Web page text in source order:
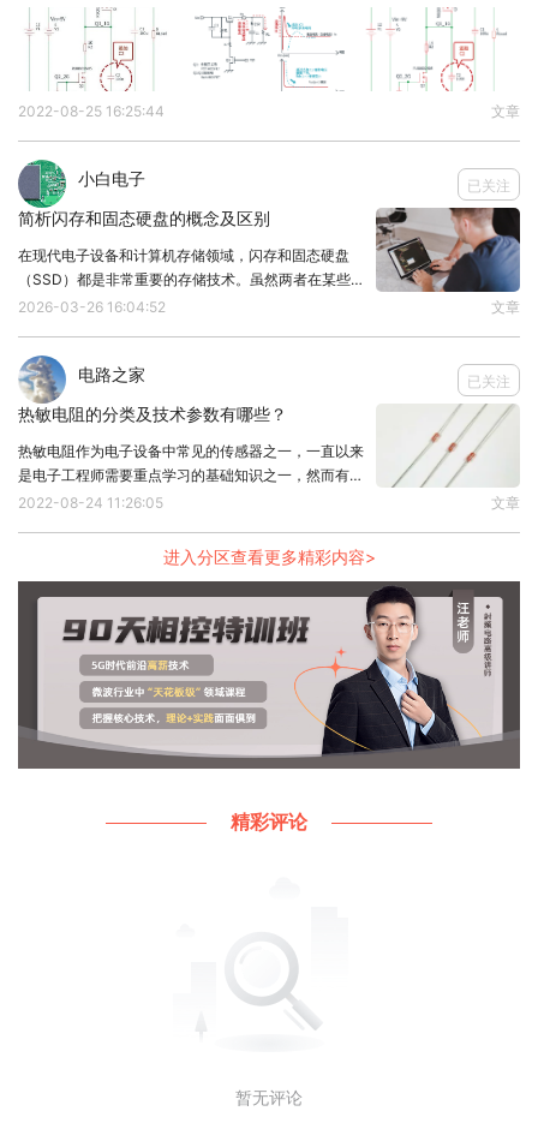
块擦除：不同于单字节擦写，以块为单位擦除。
高容量与低成本：适合大容量存储需求。
闪存芯片与ROM的关系
从技术和分类层面看，闪存芯片其实是一种可擦写的
ROM。
ROM泛指任何内容不可随意更改或更改受限的存储
器，而闪存属于EEPROM的一种，具有电擦写功能。
传统掩膜ROM是一次写入终身不可更改，而闪存则
支持多次擦写，灵活性更强。
闪存可以视为现代可编程只读存储器，结合了ROM
的非易失性与RAM的可编程性。
总结来说，闪存芯片是一种非易失性存储器，属于
EEPROM家族中的重要成员，可以看作是现代的“可
擦写ROM”。它继承了ROM不易丢失数据的优点，同
擦写和较大容量的存储需求。
此文内容来自兆亿微波北京，如涉及作品内容、版权
和其它问题，请于联系工作人员，我们将在第一时间
和您对接删除处理!
2022-08-25 16:25:44 文章
小白电子 已关注
简析闪存和固态硬盘的概念及区别
在现代电子设备和计算机存储领域，闪存和固态硬盘
（SSD）都是非常重要的存储技术。虽然两者在某些
方面密切相关，但它们在结构、用途和性能方面存在显
存是一种非易失性存储器，能够在断电后保存数据。闪
存
2026-03-26 16:04:52 文章
电路之家 已关注
​热敏电阻的分类及技术参数有哪些？
热敏电阻作为电子设备中常见的传感器之一，一直以来
是电子工程师需要重点学习的基础知识之一，然而有很
多小白不清楚热敏电阻的重要性，所以本文将谈谈热敏
敏电阻按半导体电阻随温度变化的典型可分为三种类型
2022-08-24 11:26:05 文章
进入分区查看更多精彩内容>
精彩评论
暂无评论